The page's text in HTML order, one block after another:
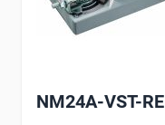
NM24A-VST-RE